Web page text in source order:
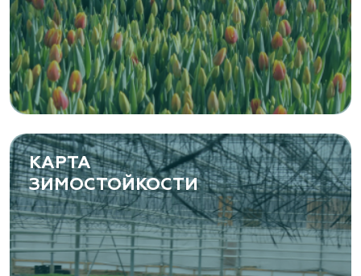
КАРТА
ЗИМОСТОЙКОСТИ